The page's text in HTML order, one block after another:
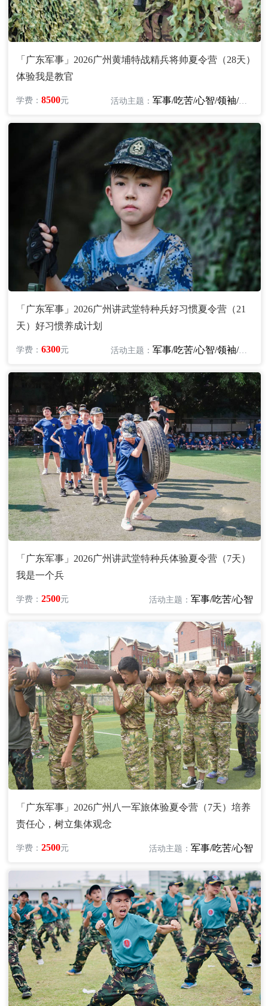
「广东军事」2026广州黄埔特战精兵将帅夏令营（28天）
体验我是教官
学费：8500元 活动主题：军事/吃苦/心智/领袖/励志
「广东军事」2026广州讲武堂特种兵好习惯夏令营（21
天）好习惯养成计划
学费：6300元 活动主题：军事/吃苦/心智/领袖/励志
「广东军事」2026广州讲武堂特种兵体验夏令营（7天）
我是一个兵
学费：2500元 活动主题： 军事/吃苦/心智
「广东军事」2026广州八一军旅体验夏令营（7天）培养
责任心，树立集体观念
学费：2500元 活动主题： 军事/吃苦/心智